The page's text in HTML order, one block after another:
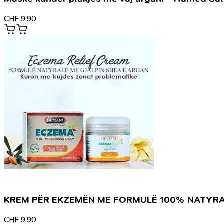
CHF 9.90
KREM PËR EKZEMËN ME FORMULË 100%
CHF 9.90